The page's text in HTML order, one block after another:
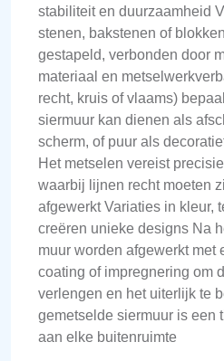
stabiliteit en duurzaamheid
stenen, bakstenen of
gestapeld, verbonden door
materiaal en
recht, kruis of vlaams)
siermuur kan dienen als
scherm, of puur als
Het metselen vereist
waarbij lijnen recht moeten
afgewerkt Variaties in kleur,
creëren unieke designs Na
muur worden afgewerkt met
coating of impregnering om
verlengen en het uiterlijk te
gemetselde siermuur is een
aan elke buitenruimte